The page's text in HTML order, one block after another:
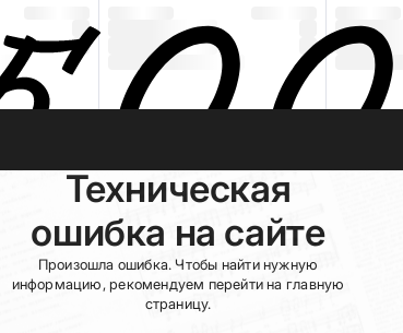
Техническая
ошибка на сайте
Произошла ошибка. Чтобы найти нужную
информацию, рекомендуем перейти на главную
страницу.